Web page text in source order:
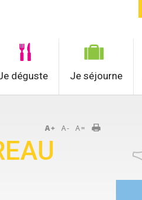
déguste Je séjourne